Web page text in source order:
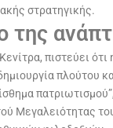
στρατηγικής.
της
πιστεύει
πλούτου